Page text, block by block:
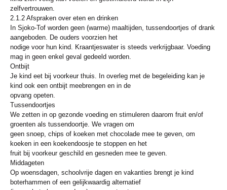
zelfvertrouwen.
2.1.2 Afspraken over eten en drinken
In Sjoko-Tof worden geen (warme) maaltijden, tussendoortjes of drank
aangeboden. De ouders voorzien het
nodige voor hun kind. Kraantjeswater is steeds verkrijgbaar. Voeding
mag in geen enkel geval gedeeld worden.
Ontbijt
Je kind eet bij voorkeur thuis. In overleg met de begeleiding kan je
kind ook een ontbijt meebrengen en in de
opvang opeten.
Tussendoortjes
We zetten in op gezonde voeding en stimuleren daarom fruit en/of
groenten als tussendoortje. We vragen om
geen snoep, chips of koeken met chocolade mee te geven, om
koeken in een koekendoosje te stoppen en het
fruit bij voorkeur geschild en gesneden mee te geven.
Middageten
Op woensdagen, schoolvrije dagen en vakanties brengt je kind
boterhammen of een gelijkwaardig alternatief